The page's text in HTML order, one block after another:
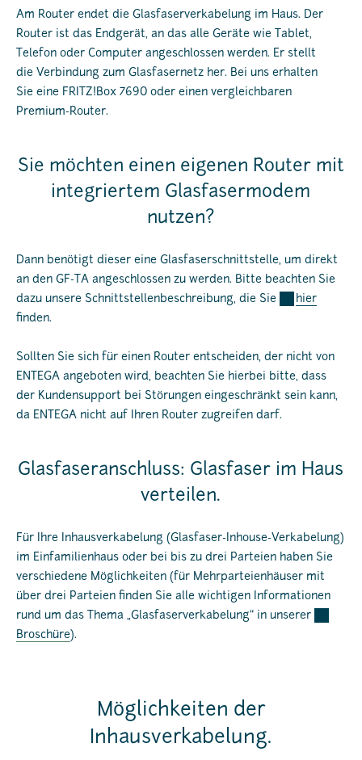
Am Router endet die Glasfaserverkabelung im Haus. Der
Router ist das Endgerät, an das alle Geräte wie Tablet,
Telefon oder Computer angeschlossen werden. Er stellt
die Verbindung zum Glasfasernetz her. Bei uns erhalten
Sie eine FRITZ!Box 7690 oder einen vergleichbaren
Premium-Router.
Sie möchten einen eigenen Router mit
integriertem Glasfasermodem
nutzen?
Dann benötigt dieser eine Glasfaserschnittstelle, um direkt
an den GF-TA angeschlossen zu werden. Bitte beachten Sie
dazu unsere Schnittstellenbeschreibung, die Sie
hier
finden.
Sollten Sie sich für einen Router entscheiden, der nicht von
ENTEGA angeboten wird, beachten Sie hierbei bitte, dass
der Kundensupport bei Störungen eingeschränkt sein kann,
da ENTEGA nicht auf Ihren Router zugreifen darf.
Glasfaseranschluss: Glasfaser im Haus
verteilen.
Für Ihre Inhausverkabelung (Glasfaser-Inhouse-Verkabelung)
im Einfamilienhaus oder bei bis zu drei Parteien haben Sie
verschiedene Möglichkeiten (für Mehrparteienhäuser mit
über drei Parteien finden Sie alle wichtigen Informationen
rund um das Thema „Glasfaserverkabelung“ in unserer
Broschüre).
Möglichkeiten der
Inhausverkabelung.